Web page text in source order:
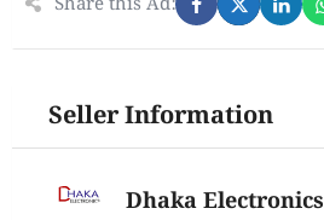
Seller Information
Dhaka Electronics